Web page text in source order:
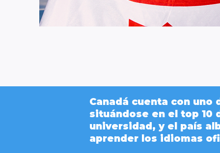
Canadá cuenta con
situándose en el top 10
universidad, y el país
aprender los idiomas